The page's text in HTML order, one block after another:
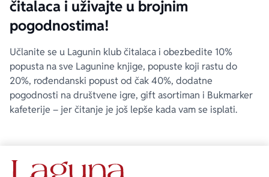
čitalaca i uživajte u brojnim
pogodnostima!
Učlanite se u Lagunin klub čitalaca i obezbedite 10%
popusta na sve Lagunine knjige, popuste koji rastu do
20%, rođendanski popust od čak 40%, dodatne
pogodnosti na društvene igre, gift asortiman i Bukmarker
kafeterije – jer čitanje je još lepše kada vam se isplati.